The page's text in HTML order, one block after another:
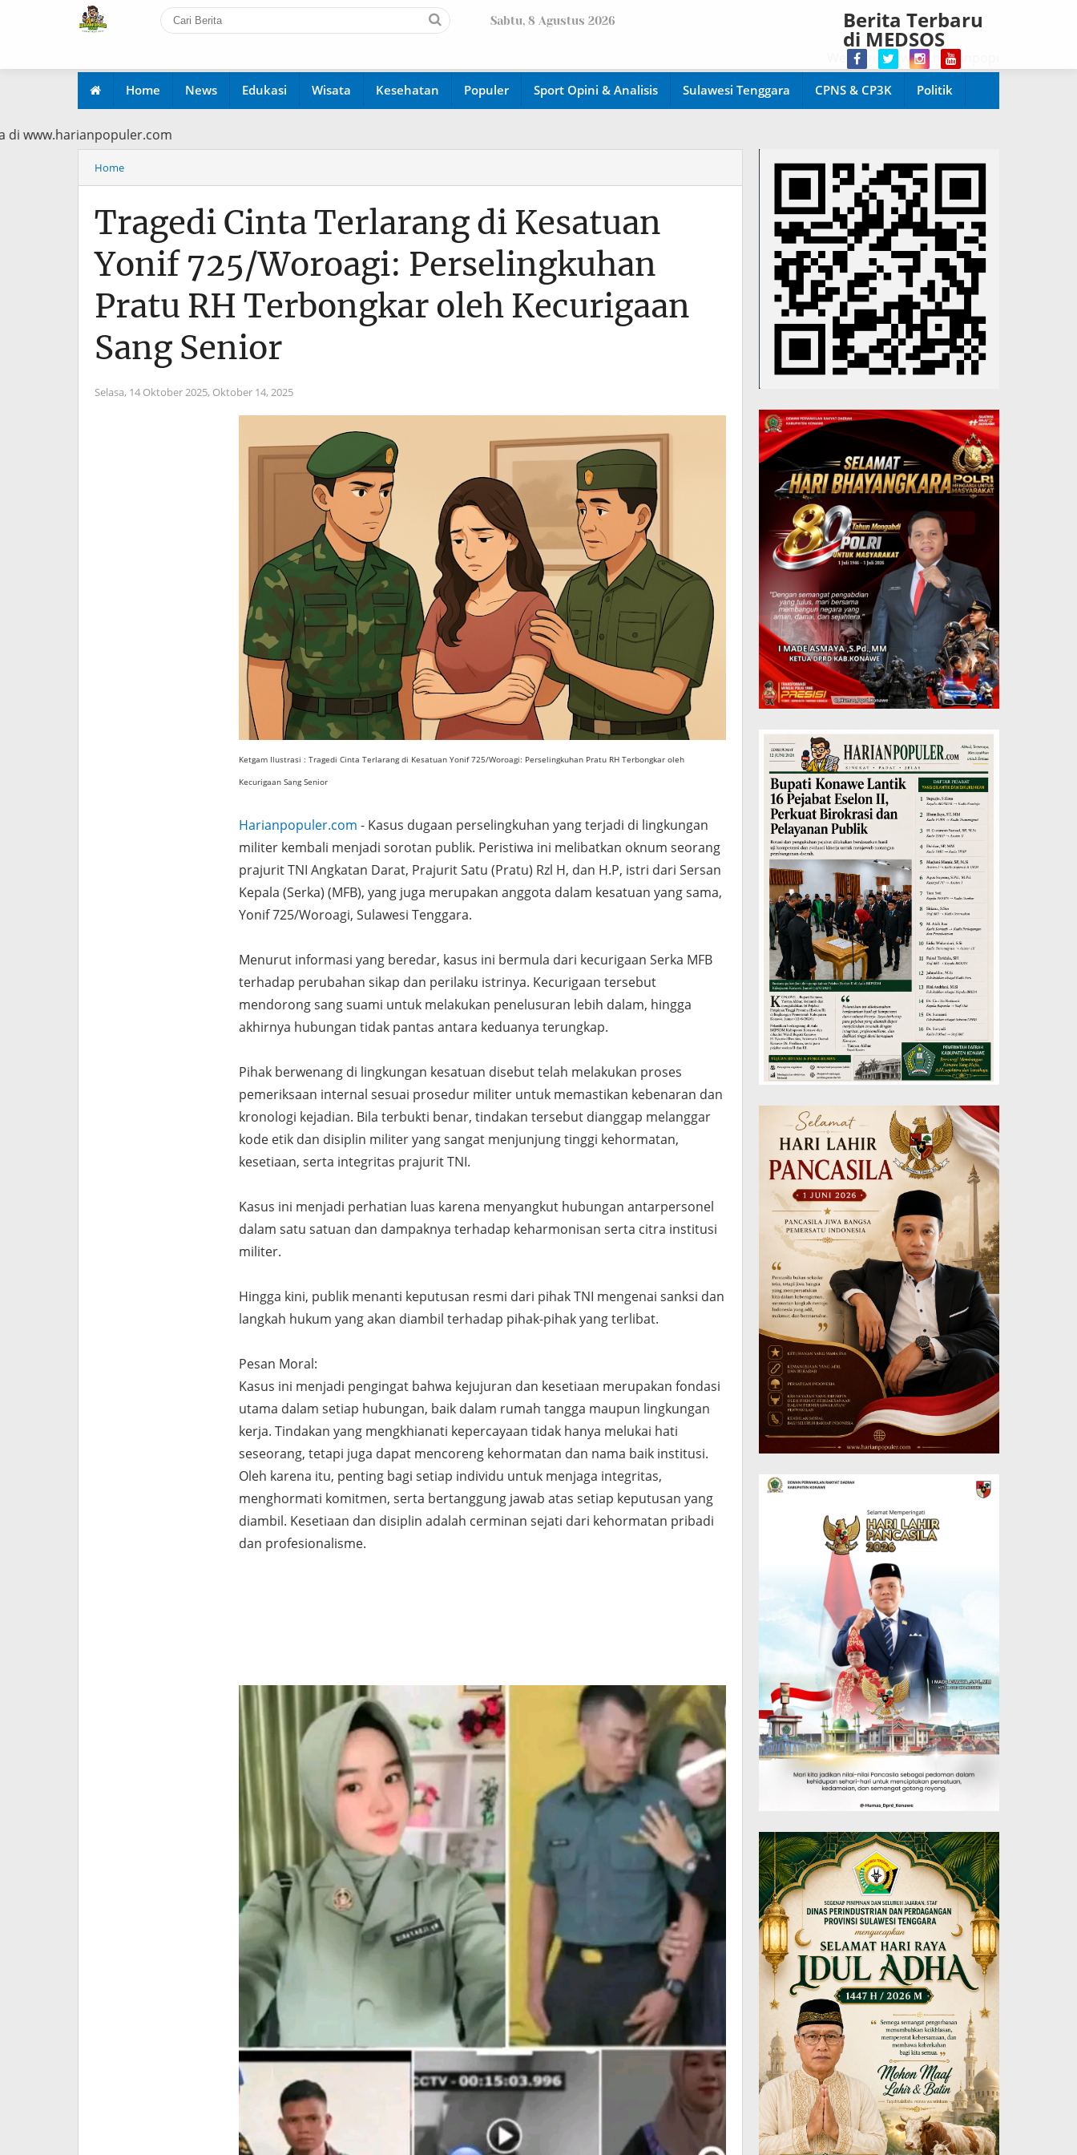
Sabtu, 8 Agustus 2026 Berita Terbaru
di MEDSOS
Welcome di www.harianpopuler.com
Home News Edukasi Wisata Kesehatan Populer Sport Opini & Analisis Sulawesi Tenggara CPNS & CP3K Politik
di www.harianpopuler.com
Home
Tragedi Cinta Terlarang di Kesatuan
Yonif 725/Woroagi: Perselingkuhan
Pratu RH Terbongkar oleh Kecurigaan
Sang Senior
Selasa, 14 Oktober 2025, Oktober 14, 2025
Ketgam Ilustrasi : Tragedi Cinta Terlarang di Kesatuan Yonif 725/Woroagi: Perselingkuhan Pratu RH Terbongkar oleh
Kecurigaan Sang Senior
Harianpopuler.com - Kasus dugaan perselingkuhan yang terjadi di lingkungan
militer kembali menjadi sorotan publik. Peristiwa ini melibatkan oknum seorang
prajurit TNI Angkatan Darat, Prajurit Satu (Pratu) Rzl H, dan H.P, istri dari Sersan
Kepala (Serka) (MFB), yang juga merupakan anggota dalam kesatuan yang sama,
Yonif 725/Woroagi, Sulawesi Tenggara.
Menurut informasi yang beredar, kasus ini bermula dari kecurigaan Serka MFB
terhadap perubahan sikap dan perilaku istrinya. Kecurigaan tersebut
mendorong sang suami untuk melakukan penelusuran lebih dalam, hingga
akhirnya hubungan tidak pantas antara keduanya terungkap.
Pihak berwenang di lingkungan kesatuan disebut telah melakukan proses
pemeriksaan internal sesuai prosedur militer untuk memastikan kebenaran dan
kronologi kejadian. Bila terbukti benar, tindakan tersebut dianggap melanggar
kode etik dan disiplin militer yang sangat menjunjung tinggi kehormatan,
kesetiaan, serta integritas prajurit TNI.
Kasus ini menjadi perhatian luas karena menyangkut hubungan antarpersonel
dalam satu satuan dan dampaknya terhadap keharmonisan serta citra institusi
militer.
Hingga kini, publik menanti keputusan resmi dari pihak TNI mengenai sanksi dan
langkah hukum yang akan diambil terhadap pihak-pihak yang terlibat.
Pesan Moral:
Kasus ini menjadi pengingat bahwa kejujuran dan kesetiaan merupakan fondasi
utama dalam setiap hubungan, baik dalam rumah tangga maupun lingkungan
kerja. Tindakan yang mengkhianati kepercayaan tidak hanya melukai hati
seseorang, tetapi juga dapat mencoreng kehormatan dan nama baik institusi.
Oleh karena itu, penting bagi setiap individu untuk menjaga integritas,
menghormati komitmen, serta bertanggung jawab atas setiap keputusan yang
diambil. Kesetiaan dan disiplin adalah cerminan sejati dari kehormatan pribadi
dan profesionalisme.